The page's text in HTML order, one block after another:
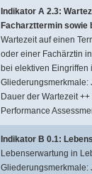
Indikator A 2.3:
Facharzttermin sowie
Wartezeit auf einen
oder einer Fachärztin
bei elektiven Eingriffen
Gliederungsmerkmale:
Dauer der Wartezeit
Performance
Indikator B 0.1:
Lebenserwartung in
Gliederungsmerkmale: